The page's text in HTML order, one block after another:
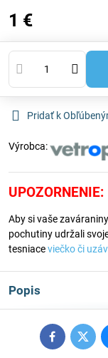
1 €
Pridať k
Výrobca:
UPOZORNENIE:
Aby si vaše
pochutiny udržali
tesniaceviečko či
Popis
Facebook